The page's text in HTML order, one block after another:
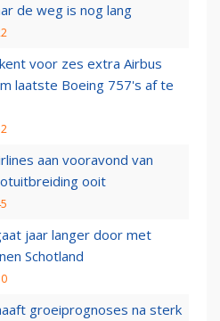
de weg is nog lang
voor zes extra Airbus
laatste Boeing 757's af te
aan vooravond van
ooit
jaar langer door met
Schotland
groeiprognoses na sterk